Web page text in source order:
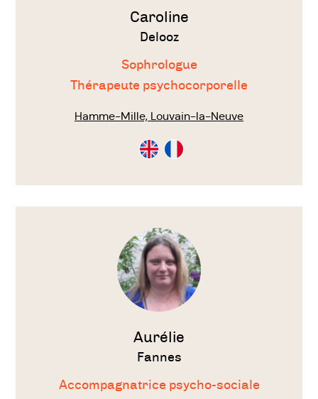
Caroline
Delooz
Sophrologue
Thérapeute psychocorporelle
Hamme-Mille, Louvain-la-Neuve
Consultation
en
Consultation
en
Voir
Aurélie
Fannes
Accompagnatrice psycho-sociale